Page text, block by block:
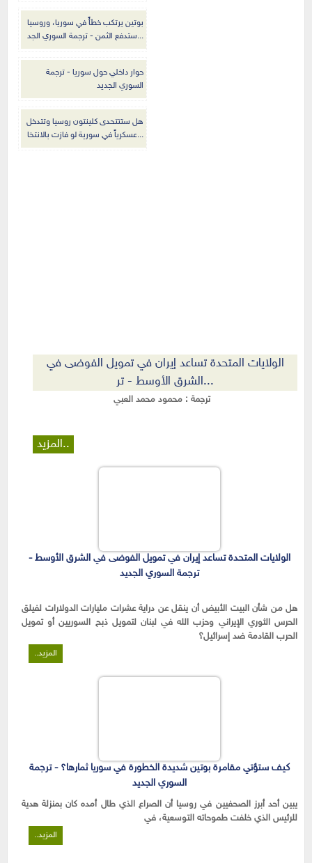
بوتين يرتكب خطأً في سوريا، وروسيا
ستدفع الثمن - ترجمة السوري الجد...
حوار داخلي حول سوريا - ترجمة
السوري الجديد
هل ستتتحدى كلينتون روسيا وتتدخل
عسكرياً في سورية لو فازت بالانتخا...
الولايات المتحدة تساعد إيران في تمويل الفوضى في
الشرق الأوسط - تر...
ترجمة :محمود محمد العبي
المزيد..
الولايات المتحدة تساعد إيران في تمويل الفوضى في الشرق الأوسط -
ترجمة السوري الجديد
هل من شأن البيت الأبيض أن ينقل عن دراية عشرات مليارات الدولارات لفيلق
الحرس الثوري الإيراني وحزب الله في لبنان لتمويل ذبح السوريين أو تمويل
الحرب القادمة ضد إسرائيل؟
المزيد..
كيف ستؤتي مقامرة بوتين شديدة الخطورة في سوريا ثمارها؟ - ترجمة
السوري الجديد
يبين أحد أبرز الصحفيين في روسيا أن الصراع الذي طال أمده كان بمنزلة هدية
للرئيس الذي خلفت طموحاته التوسعية، في
المزيد..